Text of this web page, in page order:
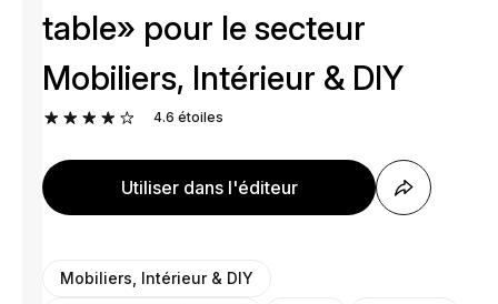
table» pour le secteur
Mobiliers, Intérieur & DIY
4.6 étoiles
Utiliser dans l'éditeur
Mobiliers, Intérieur & DIY